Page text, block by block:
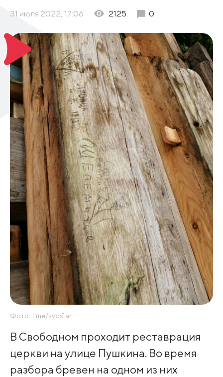
31 июля 2022, 17:06 2125 0
Фото: t.me/svbstar
В Свободном проходит реставрация
церкви на улице Пушкина. Во время
разбора бревен на одном из них